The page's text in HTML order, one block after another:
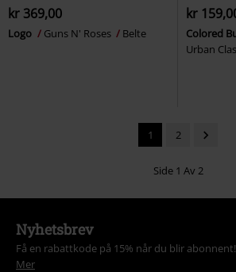
kr 369,00
Logo Guns N' Roses Belte
kr
Colored
Urban
1 2
Side 1 Av 2
Nyhetsbrev
Få en rabattkode på 15% når du blir abonnent!
Mer